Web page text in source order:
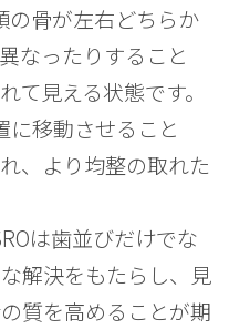
の骨が左右どちらか
なったりすること
て見える状態です。
に移動させること
、より均整の取れた
は歯並びだけでな
解決をもたらし、見
質を高めることが期